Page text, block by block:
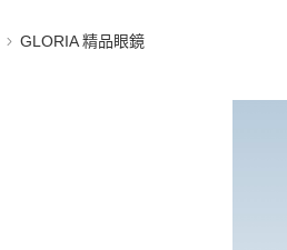
GLORIA 精品眼鏡